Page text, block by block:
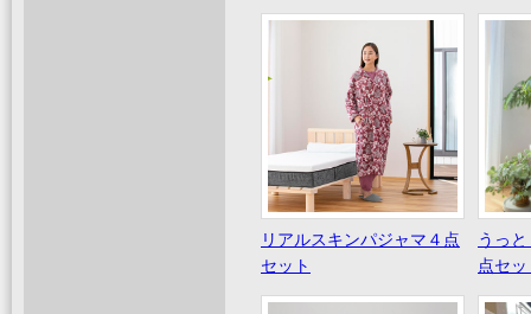
リアルスキンパジャマ４点
セット
うっ
点セ